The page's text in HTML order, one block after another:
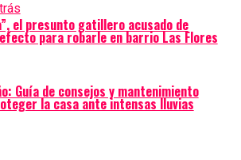
el presunto gatillero acusado de
para robarle en barrio Las Flores
Guía de consejos y mantenimiento
la casa ante intensas lluvias